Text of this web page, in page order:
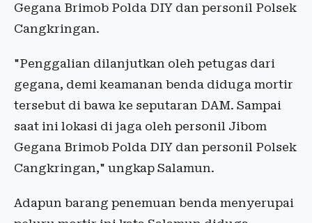
Gegana Brimob Polda DIY dan personil Polsek
Cangkringan.
"Penggalian dilanjutkan oleh petugas dari
gegana, demi keamanan benda diduga mortir
tersebut di bawa ke seputaran DAM. Sampai
saat ini lokasi di jaga oleh personil Jibom
Gegana Brimob Polda DIY dan personil Polsek
Cangkringan," ungkap Salamun.
Adapun barang penemuan benda menyerupai